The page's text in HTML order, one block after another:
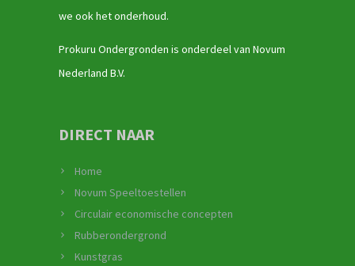
we ook het onderhoud.
Prokuru Ondergronden is onderdeel van Novum
Nederland B.V.
DIRECT NAAR
Home
Novum Speeltoestellen
Circulair economische concepten
Rubberondergrond
Kunstgras